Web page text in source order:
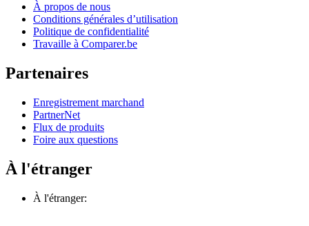
À propos de nous
Conditions générales d’utilisation
Politique de confidentialité
Travaille à Comparer.be
Partenaires
Enregistrement marchand
PartnerNet
Flux de produits
Foire aux questions
À l'étranger
À l'étranger: